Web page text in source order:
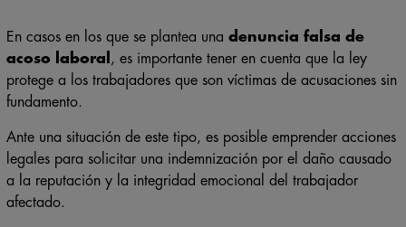
En casos en los que se plantea una denuncia falsa de
acoso laboral , es importante tener en cuenta que la ley
protege a los trabajadores que son víctimas de acusaciones sin
fundamento.
Ante una situación de este tipo, es posible emprender acciones
legales para solicitar una indemnización por el daño causado
a la reputación y la integridad emocional del trabajador
afectado.